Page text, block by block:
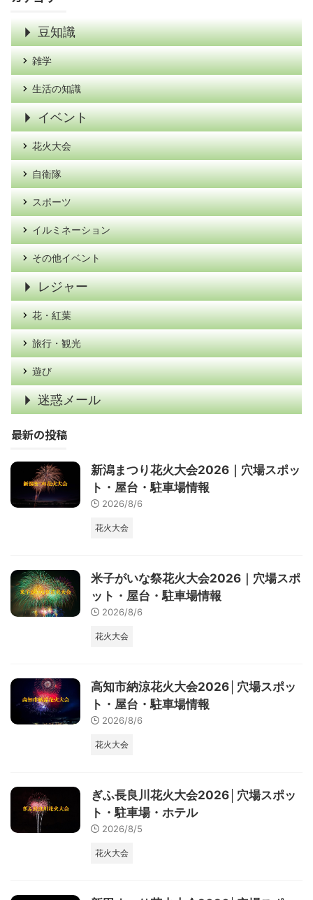
豆知識
雑学
生活の知識
イベント
花火大会
自衛隊
スポーツ
イルミネーション
その他イベント
レジャー
花・紅葉
旅行・観光
遊び
迷惑メール
最新の投稿
新潟まつり花火大会2026｜穴場スポッ
ト・屋台・駐車場情報
2026/8/6
花火大会
米子がいな祭花火大会2026｜穴場スポ
ット・屋台・駐車場情報
2026/8/6
花火大会
高知市納涼花火大会2026│穴場スポッ
ト・屋台・駐車場情報
2026/8/6
花火大会
ぎふ長良川花火大会2026│穴場スポッ
ト・駐車場・ホテル
2026/8/5
花火大会